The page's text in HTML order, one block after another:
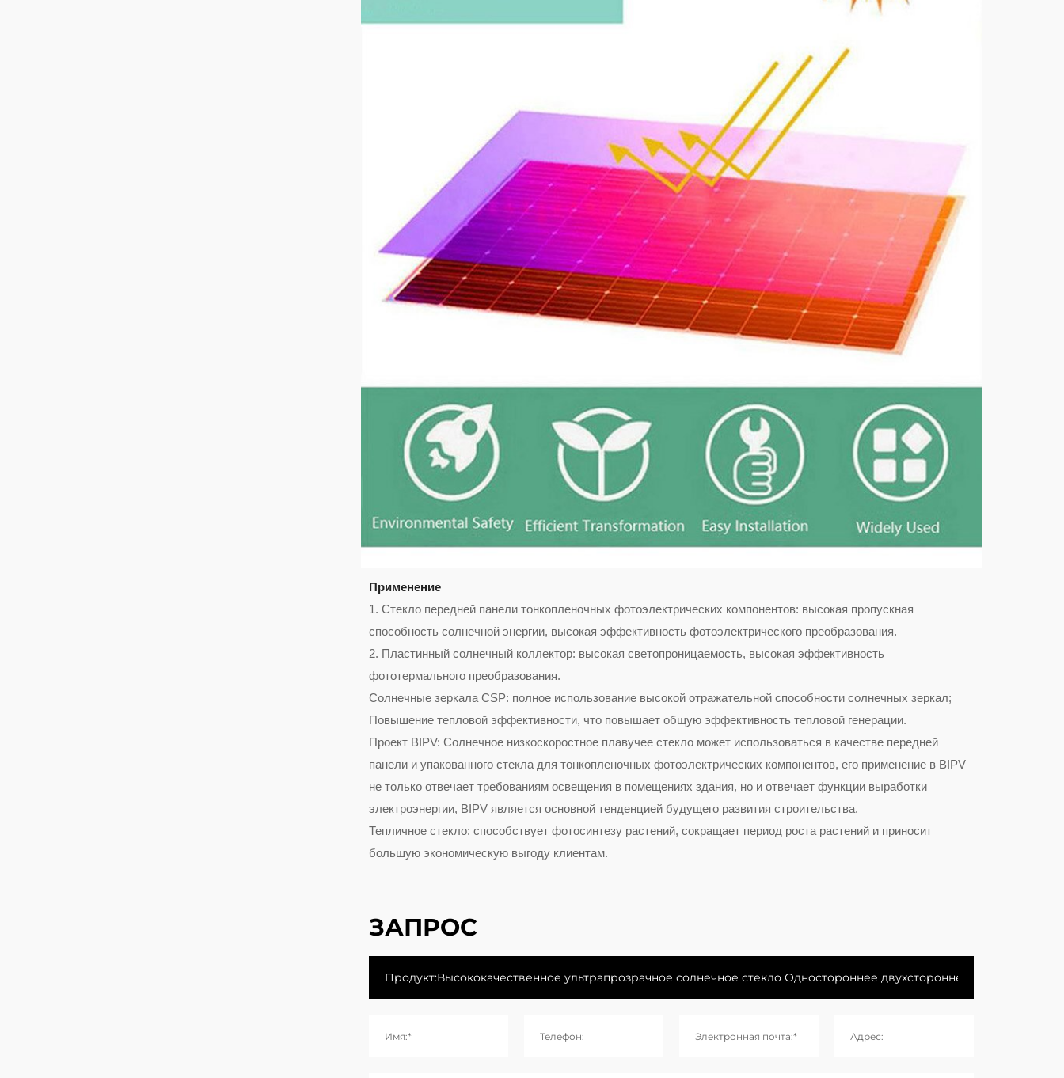
Применение
1. Стекло передней панели тонкопленочных фотоэлектрических компонентов: высокая пропускная
способность солнечной энергии, высокая эффективность фотоэлектрического преобразования.
2. Пластинный солнечный коллектор: высокая светопроницаемость, высокая эффективность
фототермального преобразования.
Солнечные зеркала CSP: полное использование высокой отражательной способности солнечных зеркал;
Повышение тепловой эффективности, что повышает общую эффективность тепловой генерации.
Проект BIPV: Солнечное низкоскоростное плавучее стекло может использоваться в качестве передней
панели и упакованного стекла для тонкопленочных фотоэлектрических компонентов, его применение в BIPV
не только отвечает требованиям освещения в помещениях здания, но и отвечает функции выработки
электроэнергии, BIPV является основной тенденцией будущего развития строительства.
Тепличное стекло: способствует фотосинтезу растений, сокращает период роста растений и приносит
большую экономическую выгоду клиентам.
ЗАПРОС
Имя:* Телефон: Электронная почта:* Адрес: